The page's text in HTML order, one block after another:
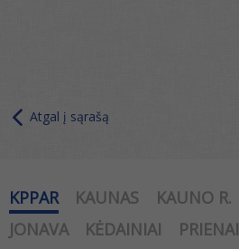
Atgal į sąrašą
KPPAR KAUNAS KAUNO R.
JONAVA
KĖDAINIAI PRIENAI